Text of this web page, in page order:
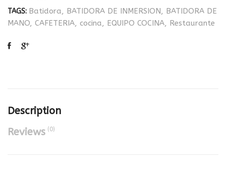
TAGS: Batidora, BATIDORA DE INMERSION, BATIDORA DE
MANO, CAFETERIA, cocina, EQUIPO COCINA, Restaurante
Description
Reviews(0)